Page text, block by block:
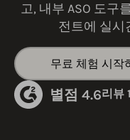
고, 내부 ASO 도구
전트에 실시
무료 체험 시작
별점 4.6리뷰